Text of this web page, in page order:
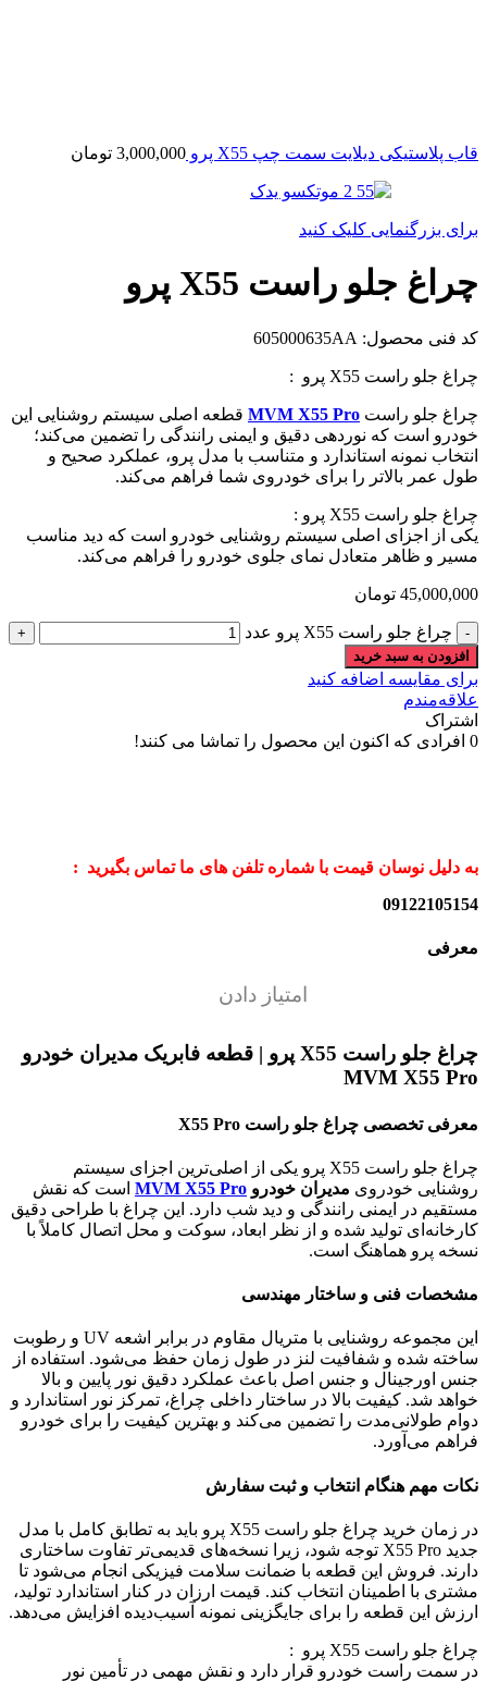
قاب پلاستیکی دیلایت سمت چپ X55 پرو 3,000,000 تومان
برای بزرگنمایی کلیک کنید
چراغ جلو راست X55 پرو
کد فنی محصول: 605000635AA
چراغ جلو راست X55 پرو :
چراغ جلو راست MVM X55 Pro قطعه اصلی سیستم روشنایی این
خودرو است که نوردهی دقیق و ایمنی رانندگی را تضمین می‌کند؛
انتخاب نمونه استاندارد و متناسب با مدل پرو، عملکرد صحیح و
طول عمر بالاتر را برای خودروی شما فراهم می‌کند.
چراغ جلو راست X55 پرو :
یکی از اجزای اصلی سیستم روشنایی خودرو است که دید مناسب
مسیر و ظاهر متعادل نمای جلوی خودرو را فراهم می‌کند.
45,000,000 تومان
چراغ جلو راست X55 پرو عدد
افزودن به سبد خرید
برای مقایسه اضافه کنید
علاقه‌مندم
اشتراک
0 افرادی که اکنون این محصول را تماشا می کنند!
به دلیل نوسان قیمت با شماره تلفن های ما تماس بگیرید :
09122105154
معرفی
امتیاز دادن
چراغ جلو راست X55 پرو | قطعه فابریک مدیران خودرو
MVM X55 Pro
معرفی تخصصی چراغ جلو راست X55 Pro
چراغ جلو راست X55 پرو یکی از اصلی‌ترین اجزای سیستم
روشنایی خودروی مدیران خودرو MVM X55 Pro است که نقش
مستقیم در ایمنی رانندگی و دید شب دارد. این چراغ با طراحی دقیق
کارخانه‌ای تولید شده و از نظر ابعاد، سوکت و محل اتصال کاملاً با
نسخه پرو هماهنگ است.
مشخصات فنی و ساختار مهندسی
این مجموعه روشنایی با متریال مقاوم در برابر اشعه UV و رطوبت
ساخته شده و شفافیت لنز در طول زمان حفظ می‌شود. استفاده از
جنس اورجینال و جنس اصل باعث عملکرد دقیق نور پایین و بالا
خواهد شد. کیفیت بالا در ساختار داخلی چراغ، تمرکز نور استاندارد و
دوام طولانی‌مدت را تضمین می‌کند و بهترین کیفیت را برای خودرو
فراهم می‌آورد.
نکات مهم هنگام انتخاب و ثبت سفارش
در زمان خرید چراغ جلو راست X55 پرو باید به تطابق کامل با مدل
جدید X55 Pro توجه شود، زیرا نسخه‌های قدیمی‌تر تفاوت ساختاری
دارند. فروش این قطعه با ضمانت سلامت فیزیکی انجام می‌شود تا
مشتری با اطمینان انتخاب کند. قیمت ارزان در کنار استاندارد تولید،
ارزش این قطعه را برای جایگزینی نمونه آسیب‌دیده افزایش می‌دهد.
چراغ جلو راست X55 پرو :
در سمت راست خودرو قرار دارد و نقش مهمی در تأمین نور